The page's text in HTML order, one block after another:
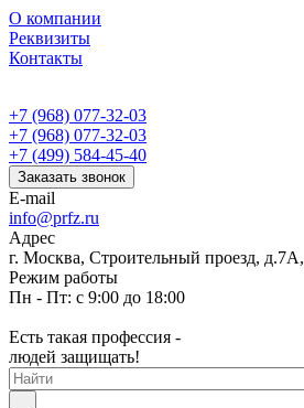
О компании
Реквизиты
Контакты
+7 (968) 077-32-03
+7 (968) 077-32-03
+7 (499) 584-45-40
Заказать звонок
E-mail
info@prfz.ru
Адрес
г. Москва, Строительный проезд,
Режим работы
Пн - Пт: с 9:00 до 18:00
Есть такая профессия -
людей защищать!